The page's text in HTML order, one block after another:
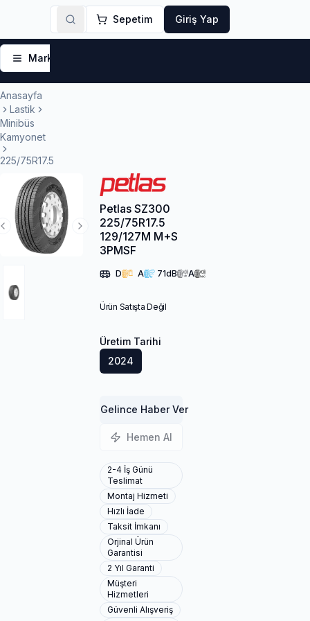
Sepetim Giriş Yap
Markalar
Anasayfa
Lastik
Minibüs
Kamyonet
225/75R17.5
Next Slide
Previous Slide
Petlas SZ300
225/75R17.5
129/127M M+S
3PMSF
D A 71dB A
Ürün Satışta Değil
Üretim Tarihi
2024
Gelince Haber Ver
Hemen Al
2-4 İş Günü
Teslimat
Montaj Hizmeti
Hızlı İade
Taksit İmkanı
Orjinal Ürün
Garantisi
2 Yıl Garanti
Müşteri
Hizmetleri
Güvenli Alışveriş